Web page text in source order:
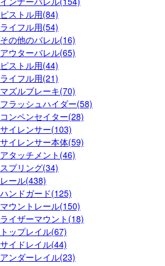
ピストル用(84)
ライフル用(54)
その他のバレル(16)
アウターバレル(65)
ピストル用(44)
ライフル用(21)
マズルブレーキ(70)
フラッシュハイダー(58)
コンペンセイター(28)
サイレンサー(103)
サイレンサー本体(59)
アタッチメント(46)
スプリング(34)
レール(438)
ハンドガード(125)
マウントレール(150)
ライザーマウント(18)
トップレイル(67)
サイドレイル(44)
アンダーレイル(23)